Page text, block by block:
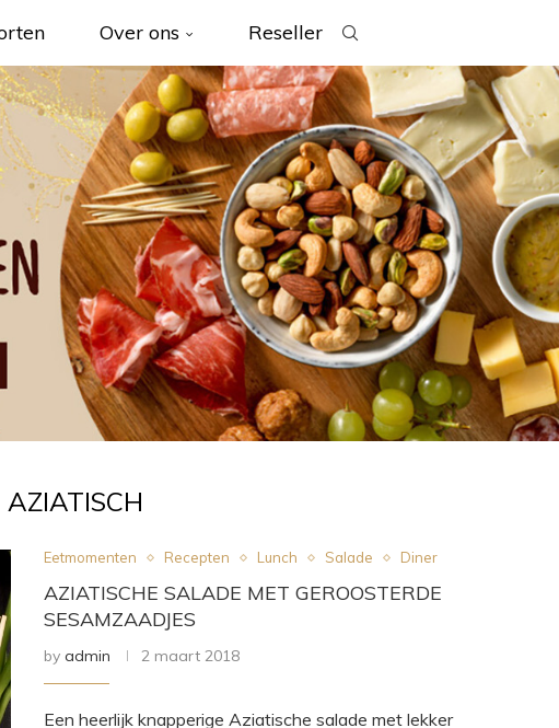
Over ons Reseller
AZIATISCH
Eetmomenten Recepten Lunch Salade Diner
AZIATISCHE SALADE MET GEROOSTERDE
SESAMZAADJES
byadmin 2 maart 2018
Een heerlijk knapperige Aziatische salade met lekker